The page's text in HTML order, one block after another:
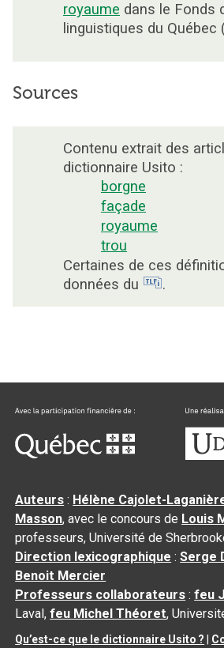
royaume dans le Fonds
linguistiques du Québec
Sources
Contenu extrait des
dictionnaire Usito :
borgne
façade
royaume
trou
Certaines de ces
données du
.
Auteurs : Hélène Cajolet-
Masson, avec le concours de Louis
professeurs, Université de
Direction lexicographique :Serge
Benoit Mercier
Professeurs collaborateurs :feu
Laval,feu Michel Théoret,
Qu’est-ce que le dictionnaire Usito ?